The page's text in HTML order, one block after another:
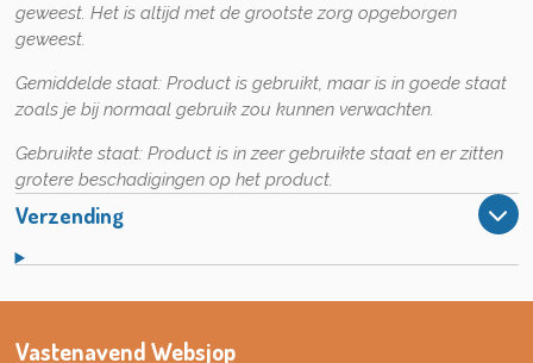
geweest. Het is altijd met de grootste zorg opgeborgen
geweest.
Gemiddelde staat:Product is gebruikt, maar is in goede staat
zoals je bij normaal gebruik zou kunnen verwachten.
Gebruikte staat: Product is in zeer gebruikte staat en er zitten
grotere beschadigingen op het product.
Verzending
Vastenavend Websjop